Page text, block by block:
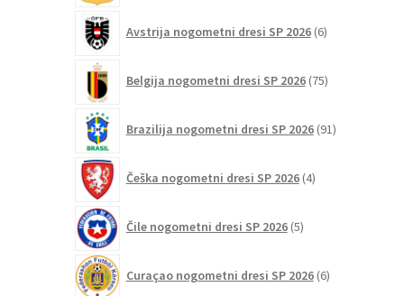
Avstrija nogometni dresi SP 2026 6izdelkov
Belgija nogometni dresi SP 2026 75izdelkov
Brazilija nogometni dresi SP 2026 91izdelkov
Češka nogometni dresi SP 2026 4izdelki
Čile nogometni dresi SP 2026 5izdelkov
Curaçao nogometni dresi SP 2026 6izdelkov